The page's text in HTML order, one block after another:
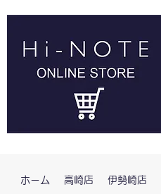
ホーム 高崎店 伊勢崎店